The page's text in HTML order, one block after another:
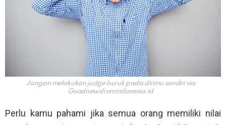
Jangan melakukan judge buruk pada dirimu sendiri via
Goodnewsfromindonesia.id
Perlu kamu pahami jika semua orang memiliki nilai